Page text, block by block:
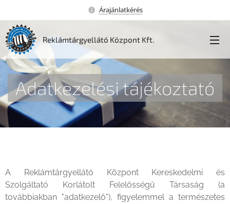
Árajánlatkérés
Reklámtárgyellátó Központ Kft.
Adatkezelési tájékoztató
A Reklámtárgyellátó Központ Kereskedelmi és
Szolgáltató Korlátolt Felelősségű Társaság (a
továbbiakban "adatkezelő"), figyelemmel a természetes